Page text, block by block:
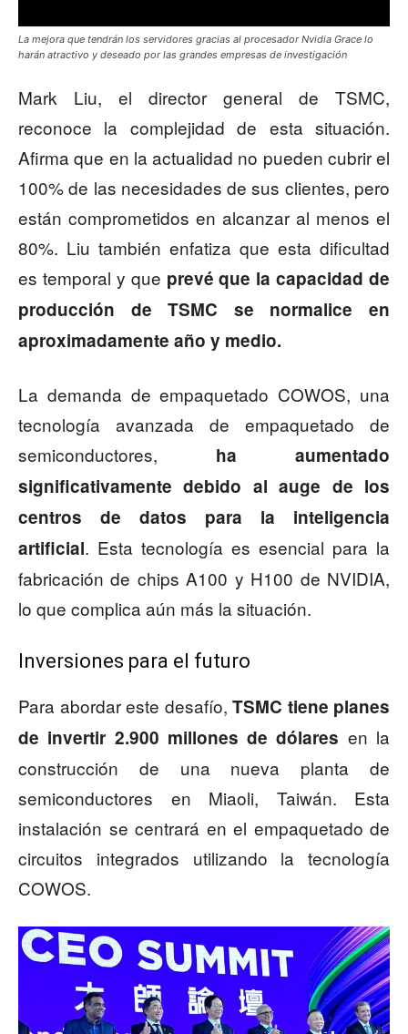
La mejora que tendrán los servidores gracias al procesador Nvidia Grace lo
harán atractivo y deseado por las grandes empresas de investigación
Mark Liu, el director general de TSMC,
reconoce la complejidad de esta situación.
Afirma que en la actualidad no pueden cubrir el
100% de las necesidades de sus clientes, pero
están comprometidos en alcanzar al menos el
80%. Liu también enfatiza que esta dificultad
es temporal y que prevé que la capacidad de
producción de TSMC se normalice en
aproximadamente año y medio.
La demanda de empaquetado COWOS, una
tecnología avanzada de empaquetado de
semiconductores, ha aumentado
significativamente debido al auge de los
centros de datos para la inteligencia
artificial. Esta tecnología es esencial para la
fabricación de chips A100 y H100 de NVIDIA,
lo que complica aún más la situación.
Inversiones para el futuro
Para abordar este desafío, TSMC tiene planes
de invertir 2.900 millones de dólares en la
construcción de una nueva planta de
semiconductores en Miaoli, Taiwán. Esta
instalación se centrará en el empaquetado de
circuitos integrados utilizando la tecnología
COWOS.